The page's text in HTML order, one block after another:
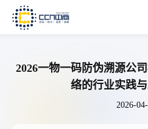
2026一物一码防伪溯源公
络的行业实践与
2026-